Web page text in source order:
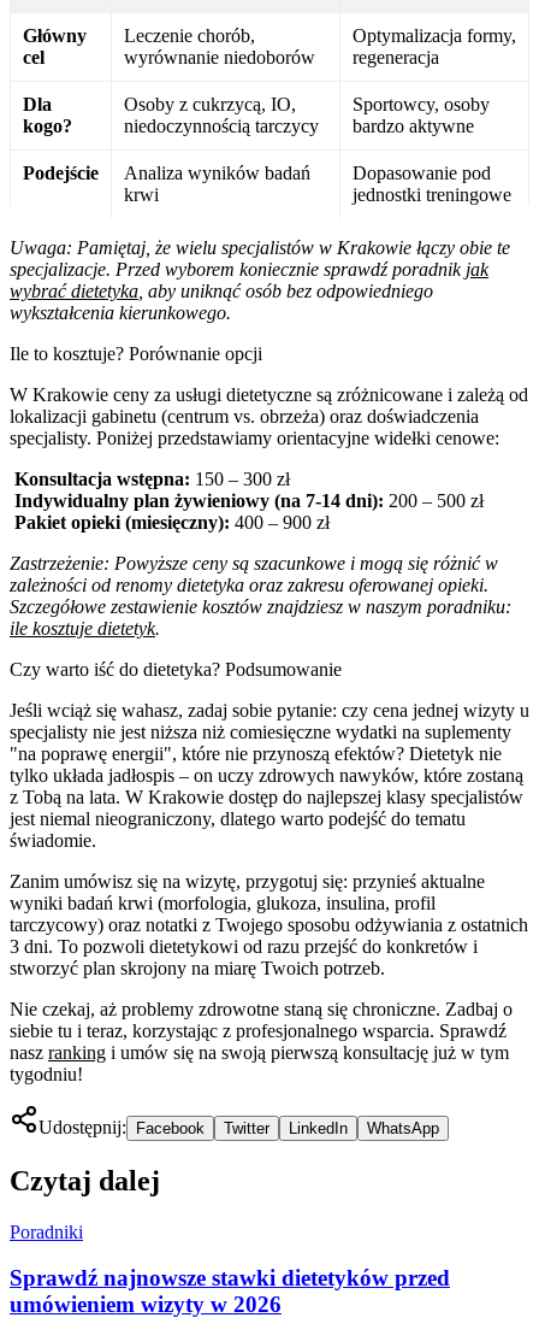
Główny
cel
Leczenie chorób,
wyrównanie niedoborów
Optymalizacja formy,
regeneracja
Dla
kogo?
Osoby z cukrzycą, IO,
niedoczynnością tarczycy
Sportowcy, osoby
bardzo aktywne
Podejście
Analiza wyników badań
krwi
Dopasowanie pod
jednostki treningowe
Uwaga: Pamiętaj, że wielu specjalistów w Krakowie łączy obie te
specjalizacje. Przed wyborem koniecznie sprawdź poradnik jak
wybrać dietetyka , aby uniknąć osób bez odpowiedniego
wykształcenia kierunkowego.
Ile to kosztuje? Porównanie opcji
W Krakowie ceny za usługi dietetyczne są zróżnicowane i zależą od
lokalizacji gabinetu (centrum vs. obrzeża) oraz doświadczenia
specjalisty. Poniżej przedstawiamy orientacyjne widełki cenowe:
Konsultacja wstępna: 150 – 300 zł
Indywidualny plan żywieniowy (na 7-14 dni): 200 – 500 zł
Pakiet opieki (miesięczny): 400 – 900 zł
Zastrzeżenie: Powyższe ceny są szacunkowe i mogą się różnić w
zależności od renomy dietetyka oraz zakresu oferowanej opieki.
Szczegółowe zestawienie kosztów znajdziesz w naszym poradniku:
ile kosztuje dietetyk.
Czy warto iść do dietetyka? Podsumowanie
Jeśli wciąż się wahasz, zadaj sobie pytanie: czy cena jednej wizyty u
specjalisty nie jest niższa niż comiesięczne wydatki na suplementy
"na poprawę energii", które nie przynoszą efektów? Dietetyk nie
tylko układa jadłospis – on uczy zdrowych nawyków, które zostaną
z Tobą na lata. W Krakowie dostęp do najlepszej klasy specjalistów
jest niemal nieograniczony, dlatego warto podejść do tematu
świadomie.
Zanim umówisz się na wizytę, przygotuj się: przynieś aktualne
wyniki badań krwi (morfologia, glukoza, insulina, profil
tarczycowy) oraz notatki z Twojego sposobu odżywiania z ostatnich
3 dni. To pozwoli dietetykowi od razu przejść do konkretów i
stworzyć plan skrojony na miarę Twoich potrzeb.
Nie czekaj, aż problemy zdrowotne staną się chroniczne. Zadbaj o
siebie tu i teraz, korzystając z profesjonalnego wsparcia. Sprawdź
nasz ranking i umów się na swoją pierwszą konsultację już w tym
tygodniu!
Udostępnij: Facebook Twitter LinkedIn WhatsApp
Czytaj dalej
Poradniki
Sprawdź najnowsze stawki dietetyków przed
umówieniem wizyty w 2026